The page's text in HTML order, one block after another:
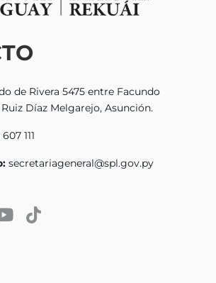
de Rivera 5475 entre Facundo
Díaz Melgarejo, Asunción.
111
secretariageneral@spl.gov.py